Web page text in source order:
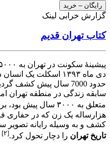
رایگان – خرید
گزارش خرابی لینک
کتاب تهران قدیم
دی ماه ۱۳۹۳ اسکلت
حدود 7000 سال پیش
سابقه زندگی در منطقه تهران
متعلق به ۳۰۰۰ سال پیش بود، بر می‌گردد.
هزارساله یک زن که در حفاری
کشف و به وسیله رایانه تصویر
تاریخ تهران را دچار تحول کرد.[۲]